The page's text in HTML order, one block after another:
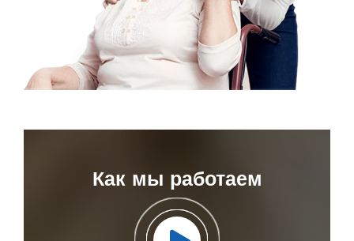
Как мы работаем